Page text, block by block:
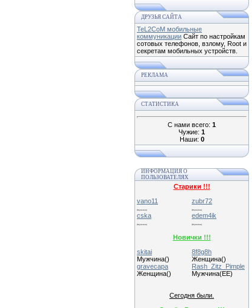
ДРУЗЬЯ САЙТА
TeL2CoM мобильные
коммуникации Сайт по настройкам
сотовых телефонов, взлому, Root и
секретам мобильных устройств.
РЕКЛАМА
СТАТИСТИКА
С нами всего: 1
Чужие: 1
Наши: 0
ИНФОРМАЦИЯ О
ПОЛЬЗОВАТЕЛЯХ
Старики !!!
vano11
(Мужчина)
zubr72
(Мужчина)
cska
(Мужчина)
edem4ik
(Мужчина)
Новички !!!
skitai
Мужчина()
8f8g8h
Женщина()
gravecapa
Женщина()
Rash_Zitz_Pimple
Мужчина(EE)
Сегодня были.